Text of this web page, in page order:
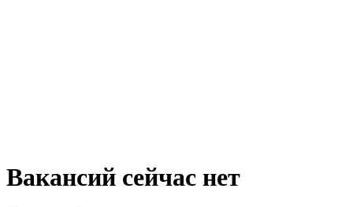
Вакансий сейчас нет